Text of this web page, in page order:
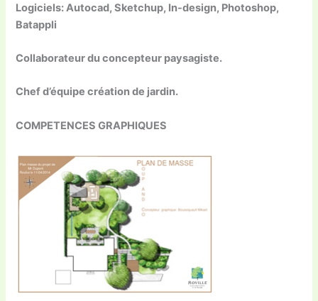
Logiciels: Autocad, Sketchup, In-design, Photoshop,
Batappli
Collaborateur du concepteur paysagiste.
Chef d’équipe création de jardin.
COMPETENCES GRAPHIQUES